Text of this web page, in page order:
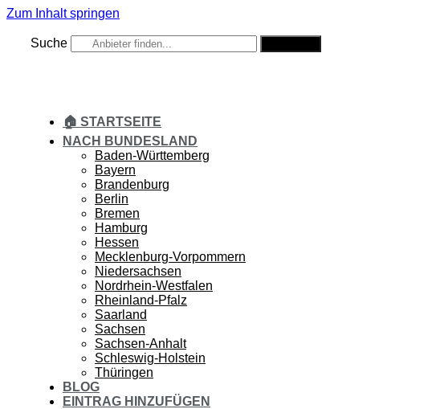
Zum Inhalt springen
Suche
🏠 STARTSEITE
NACH BUNDESLAND
Baden-Württemberg
Bayern
Brandenburg
Berlin
Bremen
Hamburg
Hessen
Mecklenburg-Vorpommern
Niedersachsen
Nordrhein-Westfalen
Rheinland-Pfalz
Saarland
Sachsen
Sachsen-Anhalt
Schleswig-Holstein
Thüringen
BLOG
EINTRAG HINZUFÜGEN